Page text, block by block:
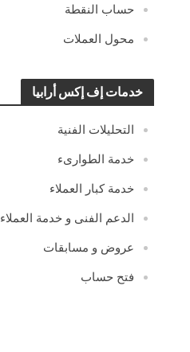
حساب النقطة
محول العملات
خدمات إف إكس أرابيا
التحليلات الفنية
خدمة الطوارىء
خدمة كبار العملاء
الدعم الفنى و خدمة العملاء
عروض و مسابقات
فتح حساب